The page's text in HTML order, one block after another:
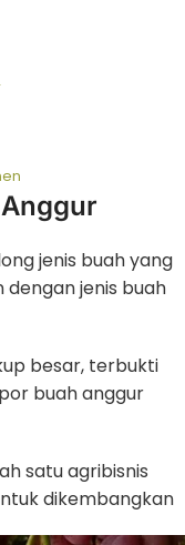
jenis buah yang
dengan jenis buah
besar, terbukti
buah anggur
satu agribisnis
dikembangkan